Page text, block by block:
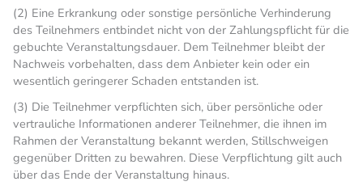
(2) Eine Erkrankung oder sonstige persönliche Verhinderung
des Teilnehmers entbindet nicht von der Zahlungspflicht für die
gebuchte Veranstaltungsdauer. Dem Teilnehmer bleibt der
Nachweis vorbehalten, dass dem Anbieter kein oder ein
wesentlich geringerer Schaden entstanden ist.
(3) Die Teilnehmer verpflichten sich, über persönliche oder
vertrauliche Informationen anderer Teilnehmer, die ihnen im
Rahmen der Veranstaltung bekannt werden, Stillschweigen
gegenüber Dritten zu bewahren. Diese Verpflichtung gilt auch
über das Ende der Veranstaltung hinaus.